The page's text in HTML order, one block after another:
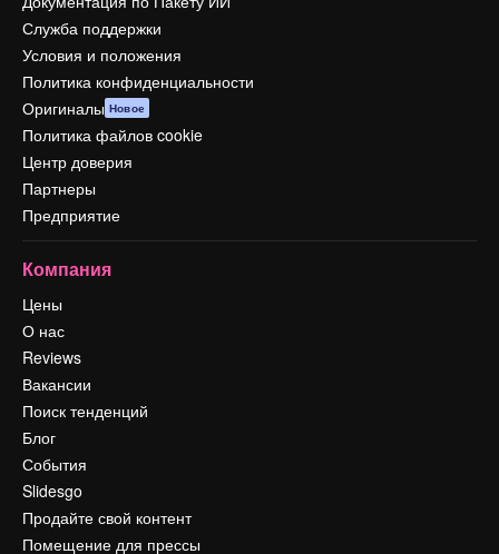
Служба поддержки
Условия и положения
Политика конфиденциальности
Оригиналы Новое
Политика файлов cookie
Центр доверия
Партнеры
Предприятие
Компания
Цены
О нас
Reviews
Вакансии
Поиск тенденций
Блог
События
Slidesgo
Продайте свой контент
Помещение для прессы